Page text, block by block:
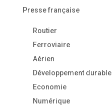
Presse française
Routier
Ferroviaire
Aérien
Développement durable
Economie
Numérique